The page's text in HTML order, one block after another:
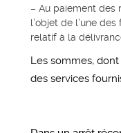
– Au paiement des
l’objet de l’une
relatif à la
Les sommes,
des services